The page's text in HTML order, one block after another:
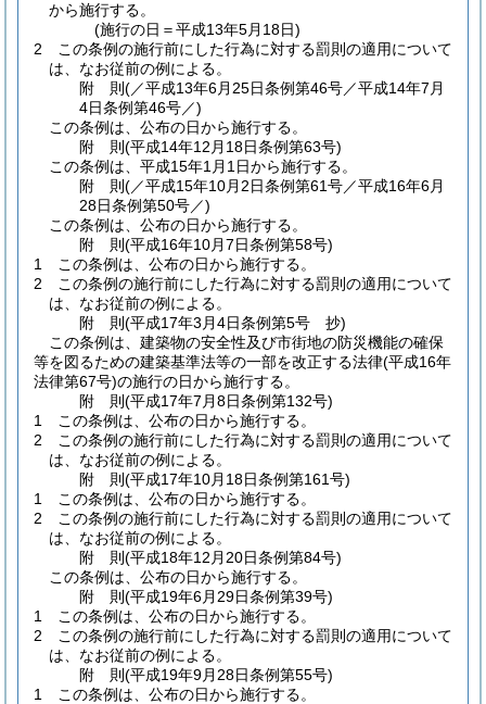
から施行する。
(施行の日＝平成13年5月18日)
2
この条例の施行前にした行為に対する罰則の適用について
は、なお従前の例による。
附 則(／平成13年6月25日条例第46号／平成14年7月
4日条例第46号／)
この条例は、公布の日から施行する。
附 則(平成14年12月18日条例第63号)
この条例は、平成15年1月1日から施行する。
附 則(／平成15年10月2日条例第61号／平成16年6月
28日条例第50号／)
この条例は、公布の日から施行する。
附 則(平成16年10月7日条例第58号)
1
この条例は、公布の日から施行する。
2
この条例の施行前にした行為に対する罰則の適用について
は、なお従前の例による。
附 則(平成17年3月4日条例第5号 抄)
この条例は、建築物の安全性及び市街地の防災機能の確保
等を図るための建築基準法等の一部を改正する法律(平成16年
法律第67号)の施行の日から施行する。
附 則(平成17年7月8日条例第132号)
1
この条例は、公布の日から施行する。
2
この条例の施行前にした行為に対する罰則の適用について
は、なお従前の例による。
附 則(平成17年10月18日条例第161号)
1
この条例は、公布の日から施行する。
2
この条例の施行前にした行為に対する罰則の適用について
は、なお従前の例による。
附 則(平成18年12月20日条例第84号)
この条例は、公布の日から施行する。
附 則(平成19年6月29日条例第39号)
1
この条例は、公布の日から施行する。
2
この条例の施行前にした行為に対する罰則の適用について
は、なお従前の例による。
附 則(平成19年9月28日条例第55号)
1
この条例は、公布の日から施行する。